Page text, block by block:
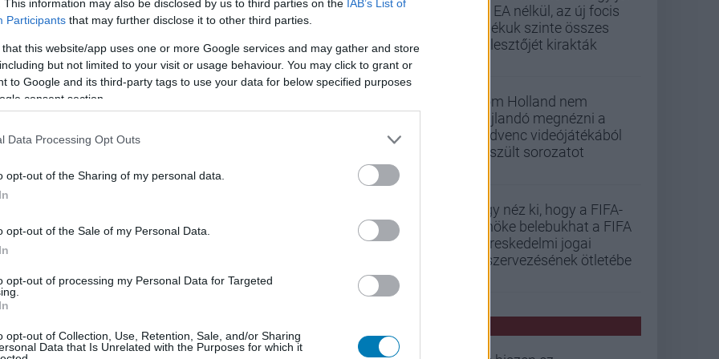
This information may also be disclosed by us to third parties on the IAB’s List of
Participants that may further disclose it to other third parties.
that this website/app uses one or more Google services and may gather and store
but not limited to your visit or usage behaviour. You may click to grant or
to Google and its third-party tags to use your data for below specified purposes
consent section.
Data Processing Opt Outs
opt-out of the Sharing of my personal data.
opt-out of the Sale of my Personal Data.
opt-out of processing my Personal Data for Targeted
opt-out of Collection, Use, Retention, Sale, and/or Sharing
Data that Is Unrelated with the Purposes for which it
és a The Last of Us is jelentős sikert aratott a
egy újabb projekt elvesztése. A színész naptára
film folytatásában, az Animal Friends című hibrid
Jaredben is. Emellett a bemutatás előtt álló Street
a Dűne: Harmadik részben ismét Duncan Idaho
filmjében a fejvadász Lobót formálja meg.
hangulata – Jön a második forduló! (X)
az EA nélkül, az új focis
játékuk szinte összes
fejlesztőjét kirakták
Tom Holland nem
hajlandó megnézni a
kedvenc videójátékából
készült sorozatot
Úgy néz ki, hogy a FIFA-
elnöke belebukhat a FIFA
kereskedelmi jogai
kiszervezésének ötletébe